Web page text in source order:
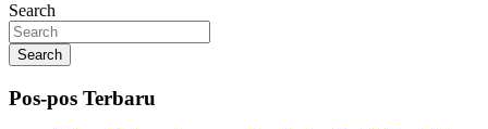
Search
Search
Pos-pos Terbaru